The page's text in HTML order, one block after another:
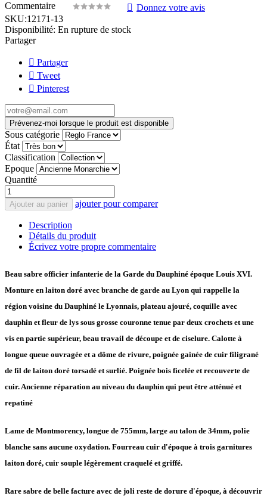
Commentaire
Donnez votre avis
SKU:12171-13
Disponibilité: En rupture de stock
Partager
Partager
Tweet
Pinterest
Prévenez-moi lorsque le produit est disponible
Sous catégorie
État
Classification
Epoque
Quantité
Ajouter au panier ajouter pour comparer
Description
Détails du produit
Écrivez votre propre commentaire
Beau sabre officier infanterie de la Garde du Dauphiné époque Louis XVI.
Monture en laiton doré avec branche de garde au Lyon qui rappelle la
région voisine du Dauphiné le Lyonnais, plateau ajouré, coquille avec
dauphin et fleur de lys sous grosse couronne tenue par deux crochets et une
vis en partie supérieur, beau travail de découpe et de ciselure. Calotte à
longue queue ouvragée et a dôme de rivure, poignée gainée de cuir filigrané
de fil de laiton doré torsadé et surlié. Poignée bois ficelée et recouverte de
cuir. Ancienne réparation au niveau du dauphin qui peut être atténué et
repatiné
Lame de Montmorency, longue de 755mm, large au talon de 34mm, polie
blanche sans aucune oxydation. Fourreau cuir d'époque à trois garnitures
laiton doré, cuir souple légèrement craquelé et griffé.
Rare sabre de belle facture avec de joli reste de dorure d'époque, à découvrir